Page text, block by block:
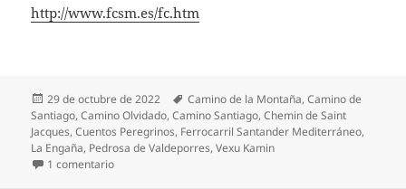
http://www.fcsm.es/fc.htm
Publicado
el
29 de octubre de 2022 Etiquetas
Camino de la Montaña,Camino de
Santiago,Camino Olvidado,Camino Santiago,Chemin de Saint
Jacques,Cuentos Peregrinos, Ferrocarril Santander Mediterráneo,
La Engaña, Pedrosa de Valdeporres,Vexu Kamin
1 comentarioen El ferrocarril entre Santander y el Mediterráneo, un